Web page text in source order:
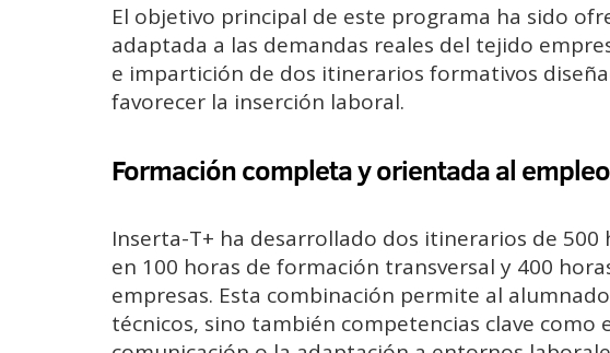
El objetivo principal de este programa ha sido
adaptada a las demandas reales del tejido
e impartición de dos itinerarios formativos
favorecer la inserción laboral.
Formación completa y orientada al empleo
Inserta-T+ ha desarrollado dos itinerarios de
en 100 horas de formación transversal y 400
empresas. Esta combinación permite al
técnicos, sino también competencias clave como